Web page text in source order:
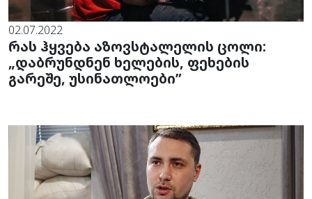
02.07.2022
რას ჰყვება აზოვსტალელის ცოლი:
„დაბრუნდნენ ხელების, ფეხების
გარეშე, უსინათლოები”